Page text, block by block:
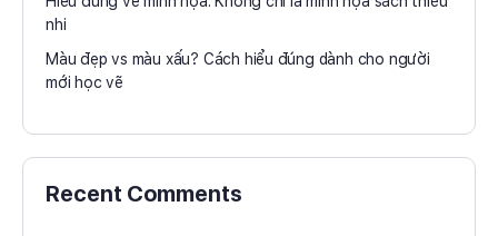
nhi
Màu đẹp vs màu xấu? Cách hiểu đúng dành cho người
mới học vẽ
Recent Comments